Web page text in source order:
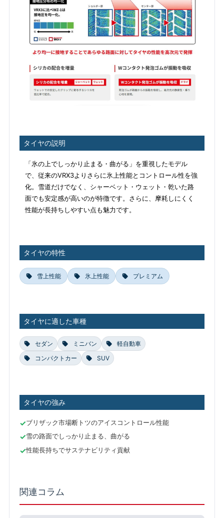
タイヤの説明
「氷の上でしっかり止まる・曲がる」を重視したモデル
で、従来のVRX3よりさらに氷上性能とコントロール性を強
化。雪道だけでなく、シャーベット・ウェット・乾いた路
面でも安定感が高いのが特徴です。さらに、摩耗しにくく
性能が長持ちしやすい点も魅力です。
タイヤの特性
雪上性能 氷上性能 プレミアム
タイヤに適した車種
セダン ミニバン
軽自動車
コンパクトカー
SUV
タイヤの強み
ブリザック市場断トツのアイスコントロール性能
雪の路面でしっかり止まる、曲がる
性能長持ちでサステナビリティ貢献
関連コラム